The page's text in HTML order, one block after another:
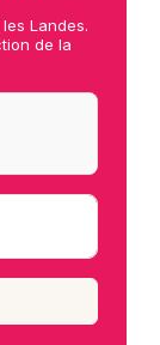
Landes.
de la